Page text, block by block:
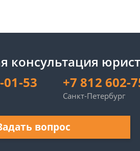
консультация
01-53
+7 812 602-
Санкт-Петербург
вопрос